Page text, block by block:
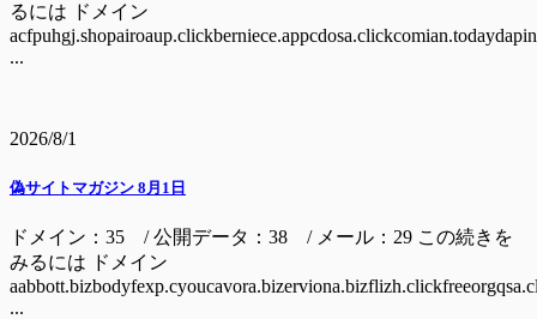
るには ドメイン
...
2026/8/1
偽サイトマガジン 8月1日
ドメイン：35 / 公開データ：38 / メール：29 この続きを
みるには ドメイン
...